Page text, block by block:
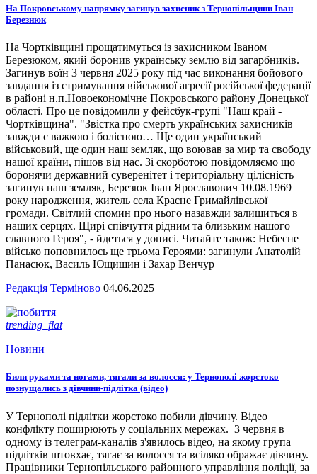
На Покровському напрямку загинув захисник з Тернопільщини Іван
Березнюк
На Чортківщині прощатимуться із захисником Іваном
Березюком, який боронив українську землю від загарбників.
Загинув воїн 3 червня 2025 року під час виконання бойового
завдання із стримування військової агресії російської федерації
в районі н.п.Новоекономічне Покровського району Донецької
області. Про це повідомили у фейсбук-групі "Наш край -
Чортківщина". "Звістка про смерть українських захисників
завжди є важкою і болісною… Ще один український
військовий, ще один наш земляк, що воював за мир та свободу
нашої країни, пішов від нас. Зі скорботою повідомляємо що
боронячи державний суверенітет і територіальну цілісність
загинув наш земляк, Березюк Іван Ярославович 10.08.1969
року народження, житель села Красне Гримайлівської
громади. Світлий спомин про нього назавжди залишиться в
наших серцях. Щирі співчуття рідним та близьким нашого
славного Героя", - йдеться у дописі. Читайте також: Небесне
військо поповнилось ще трьома Героями: загинули Анатолій
Панасюк, Василь Ющишин і Захар Венчур
Редакція Терміново 04.06.2025
trending_flat
Новини
Били руками та ногами, тягали за волосся: у Тернополі жорстоко
познущались з дівчини-підлітка (відео)
У Тернополі підлітки жорстоко побили дівчину. Відео
конфлікту поширюють у соціальних мережах. 3 червня в
одному із телеграм-каналів з'явилось відео, на якому група
підлітків штовхає, тягає за волосся та всіляко ображає дівчину.
Працівники Тернопільського районного управління поліції, за